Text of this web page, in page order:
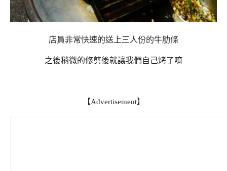
店員非常快速的送上三人份的牛肋條
之後稍微的修剪後就讓我們自己烤了唷
【Advertisement】